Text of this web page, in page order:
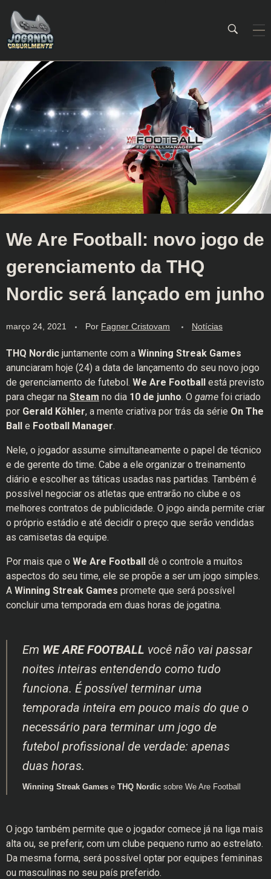
Jogando Casualmente
Conteúdo family friendly sobre games! Desde 2019 analisando jogos.
We Are Football: novo jogo de
gerenciamento da THQ
Nordic será lançado em junho
março 24, 2021 Por Fagner Cristovam Notícias
THQ Nordic juntamente com a Winning Streak Games
anunciaram hoje (24) a data de lançamento do seu novo jogo
de gerenciamento de futebol. We Are Football está previsto
para chegar na Steam no dia 10 de junho. O game foi criado
por Gerald Köhler, a mente criativa por trás da série On The
Ball e Football Manager.
Nele, o jogador assume simultaneamente o papel de técnico
e de gerente do time. Cabe a ele organizar o treinamento
diário e escolher as táticas usadas nas partidas. Também é
possível negociar os atletas que entrarão no clube e os
melhores contratos de publicidade. O jogo ainda permite criar
o próprio estádio e até decidir o preço que serão vendidas
as camisetas da equipe.
Por mais que o We Are Football dê o controle a muitos
aspectos do seu time, ele se propõe a ser um jogo simples.
A Winning Streak Games promete que será possível
concluir uma temporada em duas horas de jogatina.
Em WE ARE FOOTBALL você não vai passar
noites inteiras entendendo como tudo
funciona. É possível terminar uma
temporada inteira em pouco mais do que o
necessário para terminar um jogo de
futebol profissional de verdade: apenas
duas horas.
Winning Streak Games e THQ Nordic sobre We Are Football
O jogo também permite que o jogador comece já na liga mais
alta ou, se preferir, com um clube pequeno rumo ao estrelato.
Da mesma forma, será possível optar por equipes femininas
ou masculinas no seu país preferido.